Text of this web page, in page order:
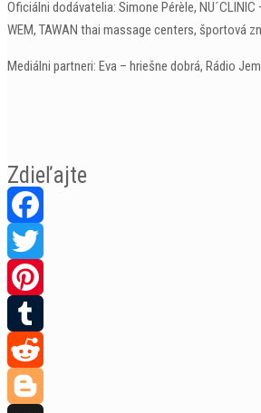
Oficiálni dodávatelia: Simone Pérèle,
WEM, TAWAN thai massage centers, športová
Mediálni partneri: Eva – hriešne dobrá, Rádio
Zdieľajte
Facebook
Twitter
Pinterest
Tumblr
Reddit